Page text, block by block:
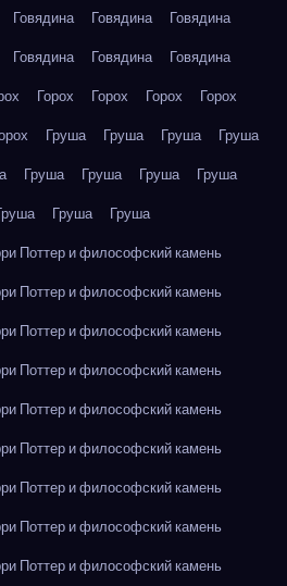
Говядина Говядина
Говядина
Говядина Говядина
Говядина
Горох Горох Горох
Горох
Груша Груша Груша
Груша
Груша Груша Груша
Груша
Груша
Груша
Поттер и философский камень
Поттер и философский камень
Поттер и философский камень
Поттер и философский камень
Поттер и философский камень
Поттер и философский камень
Поттер и философский камень
Поттер и философский камень
Поттер и философский камень